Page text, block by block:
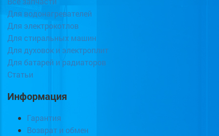
Для водонагревателей
Для электрокотлов
Для стиральных машин
Для духовок и электроплит
Для батарей и радиаторов
Статьи
Информация
Гарантия
Возврат и обмен